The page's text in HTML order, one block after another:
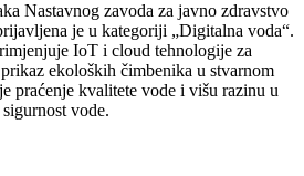
Nastavnog zavoda za javno zdravstvo
je u kategoriji „Digitalna voda“.
IoT i cloud tehnologije za
ekoloških čimbenika u stvarnom
praćenje kvalitete vode i višu razinu u
vode.